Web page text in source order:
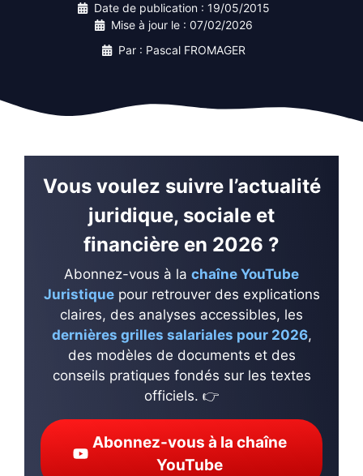
Date de publication : 19/05/2015
Mise à jour le : 07/02/2026
Par : Pascal FROMAGER
Vous voulez suivre l’actualité
juridique, sociale et
financière en 2026 ?
Abonnez-vous à la chaîne YouTube
Juristiquepour retrouver des explications
claires, des analyses accessibles, les
dernières grilles salariales pour 2026,
des modèles de documents et des
conseils pratiques fondés sur les textes
officiels. 👉
Abonnez-vous à la chaîne
YouTube